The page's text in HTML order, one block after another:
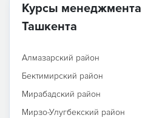
Курсы
Ташкента
Алмазарский район
Бектимирский район
Мирабадский район
Мирзо-Улугбекский район